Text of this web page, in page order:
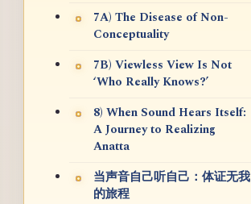
7A) The Disease of Non-
Conceptuality
7B) Viewless View Is Not
‘Who Really Knows?’
8) When Sound Hears Itself:
A Journey to Realizing
Anatta
当声音自己听自己：体证无我
的旅程